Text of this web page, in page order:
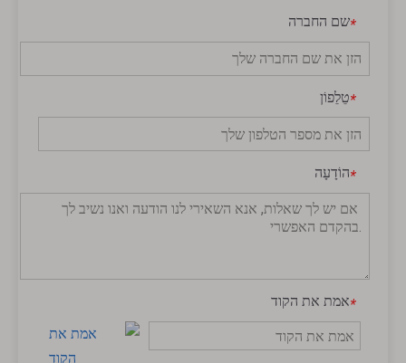
*שם החברה
*טֵלֵפוֹן
*הוֹדָעָה
*אמת את הקוד